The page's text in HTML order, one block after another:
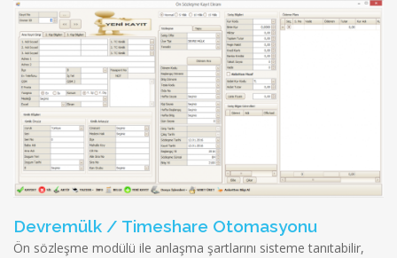
Devremülk / Timeshare Otomasyonu
Ön sözleşme modülü ile anlaşma şartlarını sisteme tanıtabilir,